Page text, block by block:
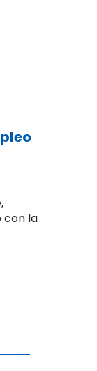
con la